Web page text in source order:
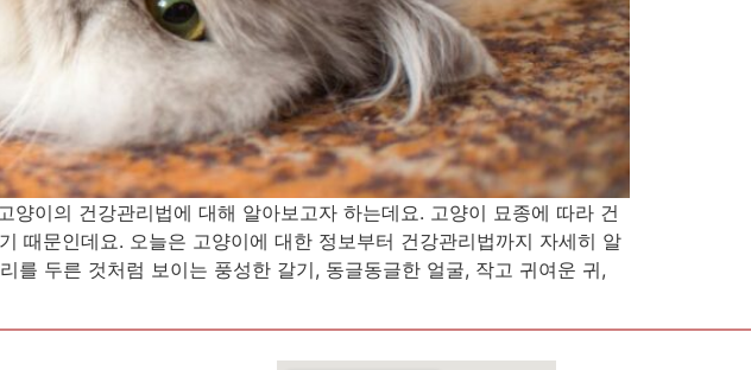
이의 건강관리법에 대해 알아보고자 하는데요. 고양이 묘종에 따라 건
때문인데요. 오늘은 고양이에 대한 정보부터 건강관리법까지 자세히 알
두른 것처럼 보이는 풍성한 갈기, 동글동글한 얼굴, 작고 귀여운 귀,